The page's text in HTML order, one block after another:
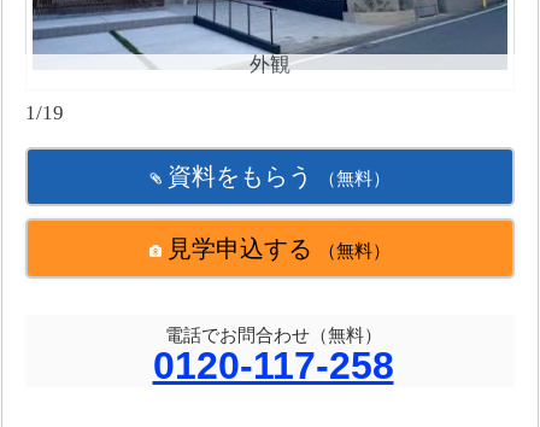
外観
1/19
資料をもらう （無料）
見学申込する （無料）
電話でお問合わせ（無料）
0120-117-258